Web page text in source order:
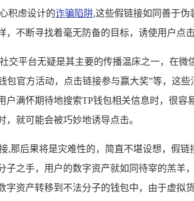
积虑设计的诈骗陷阱,这些假链接如同善于伪
，不断寻找着毫无防备的目标，诱使用户点
交平台无疑是其主要的传播温床之一，在
包官方活动，点击链接参与赢大奖”等，这
户满怀期待地搜索TP钱包相关信息时，很
就可能会被巧妙地诱导点击。
,那后果将是灾难性的，简直不堪设想，假
子之手，用户的数字资产就如同待宰的羔
字资产转移到不法分子的钱包中，由于虚